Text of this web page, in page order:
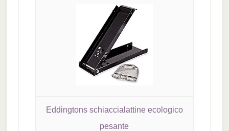
Eddingtons schiaccialattine ecologico
pesante